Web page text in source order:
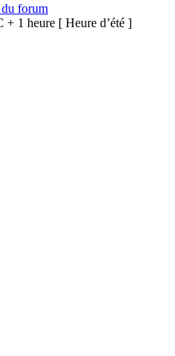
du forum
+ 1 heure [ Heure d’été ]